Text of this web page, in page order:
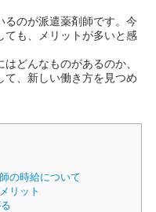
るのが派遣薬剤師です。今
ても、メリットが多いと感
どんなものがあるのか、
て、新しい働き方を見つめ
の時給について
リット